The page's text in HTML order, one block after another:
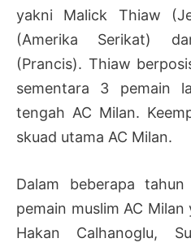
yakni Malick Thiaw
(Amerika Serikat)
(Prancis). Thiaw
sementara 3 pemain
tengah AC Milan.
skuad utama AC Milan.
Dalam beberapa
pemain muslim AC
Hakan Calhanoglu,